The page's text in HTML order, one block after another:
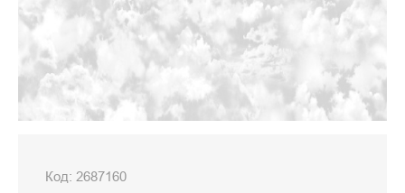
Код: 2687160